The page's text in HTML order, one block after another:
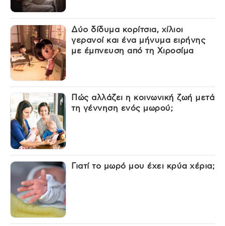
Δύο δίδυμα κορίτσια, χίλιοι
γερανοί και ένα μήνυμα ειρήνης
με έμπνευση από τη Χιροσίμα
Πώς αλλάζει η κοινωνική ζωή μετά
τη γέννηση ενός μωρού;
Γιατί το μωρό μου έχει κρύα χέρια;